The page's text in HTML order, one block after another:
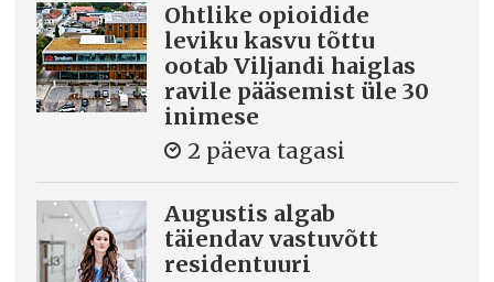
Ohtlike opioidide
leviku kasvu tõttu
ootab Viljandi haiglas
ravile pääsemist üle 30
inimese
2 päeva tagasi
Augustis algab
täiendav vastuvõtt
residentuuri